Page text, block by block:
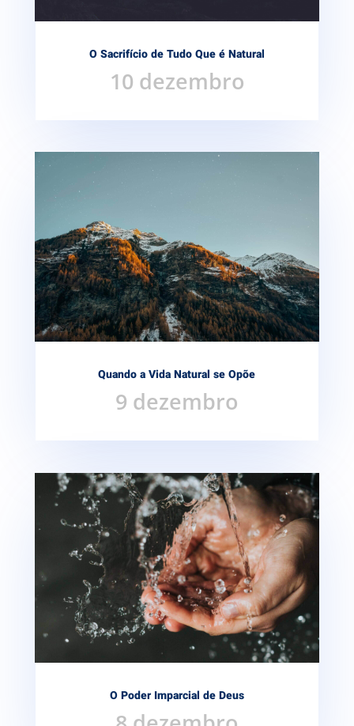
O Sacrifício de Tudo Que é Natural
10 dezembro
Quando a Vida Natural se Opõe
9 dezembro
O Poder Imparcial de Deus